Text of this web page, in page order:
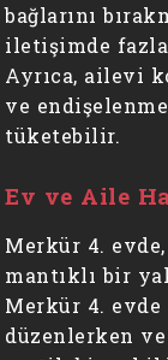
bağlarını
iletişimde
Ayrıca, ailevi
ve
tüketebilir.
Ev ve Aile
Merkür 4.
mantıklı bir
Merkür 4.
düzenlerken